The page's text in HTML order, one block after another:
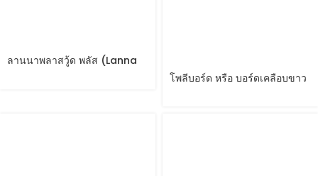
ลานนาพลาสวู้ด พลัส (Lanna
โพลีบอร์ด หรือ บอร์ดเคลือบขาว